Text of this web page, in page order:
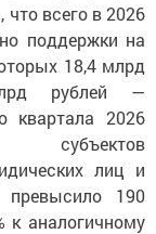
всего в 2026
поддержки на
18,4 млрд
рублей —
квартала 2026
лиц и
превысило 190
к аналогичному